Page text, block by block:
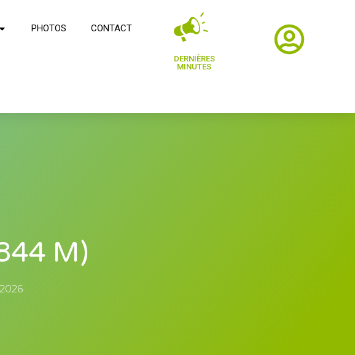
PHOTOS CONTACT
DERNIÈRES
MINUTES
M)